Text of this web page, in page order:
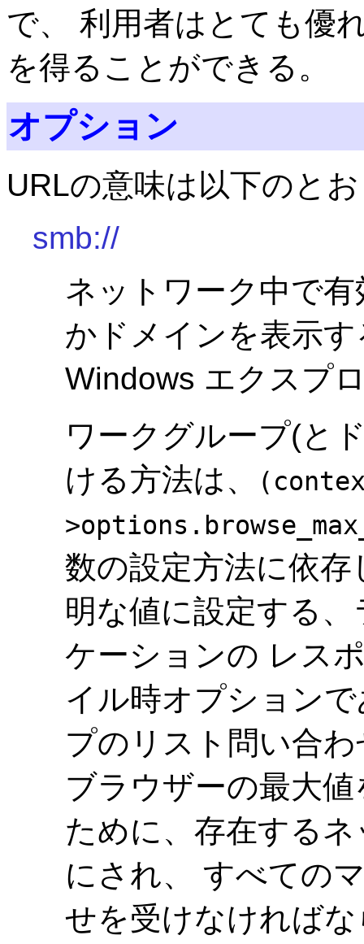
で、 利用者はとても優
を得ることができる。
オプション
URLの意味は以下のと
smb://
ネットワーク中で
かドメインを表示
Windows エクスプ
ワークグループ(と
ける方法は、
数の設定方法に依
明な値に設定する
ケーションの レス
イル時オプション
プのリスト問い合
ブラウザーの最大
ために、存在する
にされ、 すべての
せを受けなければ